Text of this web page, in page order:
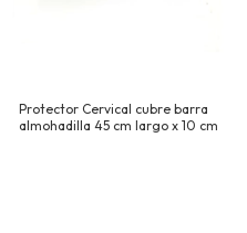
Protector Cervical cubre barra
almohadilla 45 cm largo x 10 cm